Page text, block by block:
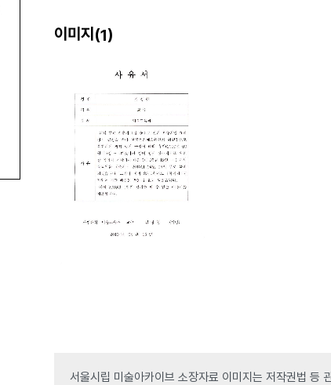
이미지(1)
서울시립 미술아카이브 소장자료 이미지는 저작권법 등